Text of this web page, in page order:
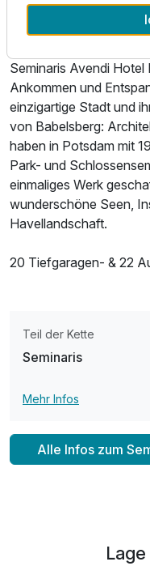
VIEL KULTUR UND
Mit Blick auf den
Seminaris Avendi
Ankommen und
einzigartige Stadt und
von Babelsberg:
haben in Potsdam mit
Park- und
einmaliges Werk
wunderschöne Seen,
Havellandschaft.
20 Tiefgaragen- & 22
Teil der Kette
Seminaris
Mehr Infos
Alle Infos zum